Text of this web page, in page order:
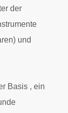
der
und
Basis , ein